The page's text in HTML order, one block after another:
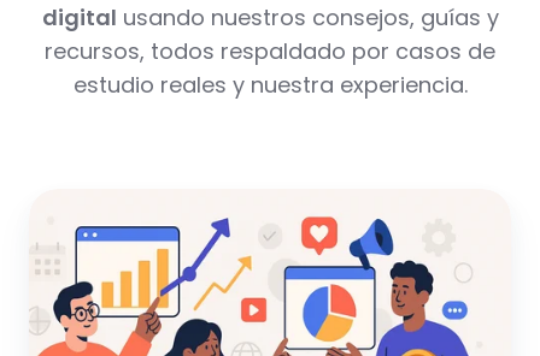
digital usando nuestros consejos, guías y
recursos, todos respaldado por casos de
estudio reales y nuestra experiencia.
Digital
Estratégico
para
PYMES: